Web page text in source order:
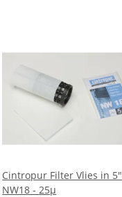
Cintropur Filter Vlies in 5"
NW18 - 25µ